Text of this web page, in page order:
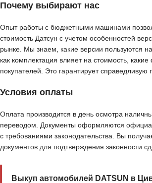
Почему выбирают нас
Опыт работы с бюджетными машинами
стоимость Датсун с учетом особенностей
рынке. Мы знаем, какие версии пользуются
как комплектация влияет на стоимость,
покупателей. Это гарантирует справедливую
Условия оплаты
Оплата производится в день осмотра
переводом. Документы оформляются
с требованиями законодательства. Вы
документов для подтверждения законности
Выкуп автомобилей DATSUN в